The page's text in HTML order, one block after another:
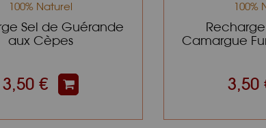
100% Naturel
Sel de Guérande
aux Cèpes
3,50 €
100%
Camargue
3,50